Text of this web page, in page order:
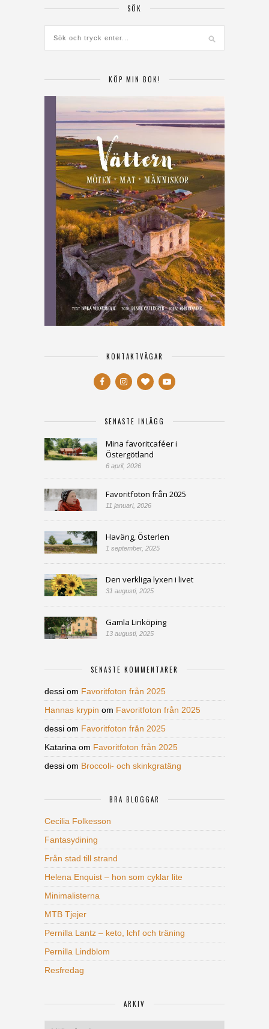
SÖK
KÖP MIN BOK!
KONTAKTVÄGAR
SENASTE INLÄGG
Mina favoritcaféer i
Östergötland
6 april, 2026
Favoritfoton från 2025
11 januari, 2026
Haväng, Österlen
1 september, 2025
Den verkliga lyxen i livet
31 augusti, 2025
Gamla Linköping
13 augusti, 2025
SENASTE KOMMENTARER
dessi om Favoritfoton från 2025
Hannas krypin om Favoritfoton från 2025
dessi om Favoritfoton från 2025
Katarina om Favoritfoton från 2025
dessi om Broccoli- och skinkgratäng
BRA BLOGGAR
Cecilia Folkesson
Fantasydining
Från stad till strand
Helena Enquist – hon som cyklar lite
Minimalisterna
MTB Tjejer
Pernilla Lantz – keto, lchf och träning
Pernilla Lindblom
Resfredag
ARKIV